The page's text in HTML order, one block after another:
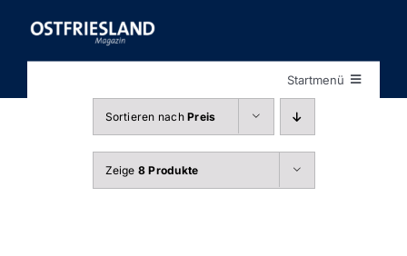
Inhalt
springen
Startmenü
Sortieren nachPreis
Zeige 8 Produkte